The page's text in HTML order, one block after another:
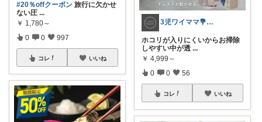
#20％offクーポン 旅行に欠かせ
ない圧 ...
￥ 1,780～
0 0 997
コレ いいね
3児ワイママ💐バタバタでも回る暮らし✨
ホコリが入りにくいからお掃除
しやすい中が透 ...
￥ 4,999～
0 0 56
コレ いいね